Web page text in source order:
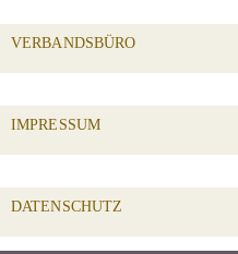
VERBANDSBÜRO
IMPRESSUM
DATENSCHUTZ